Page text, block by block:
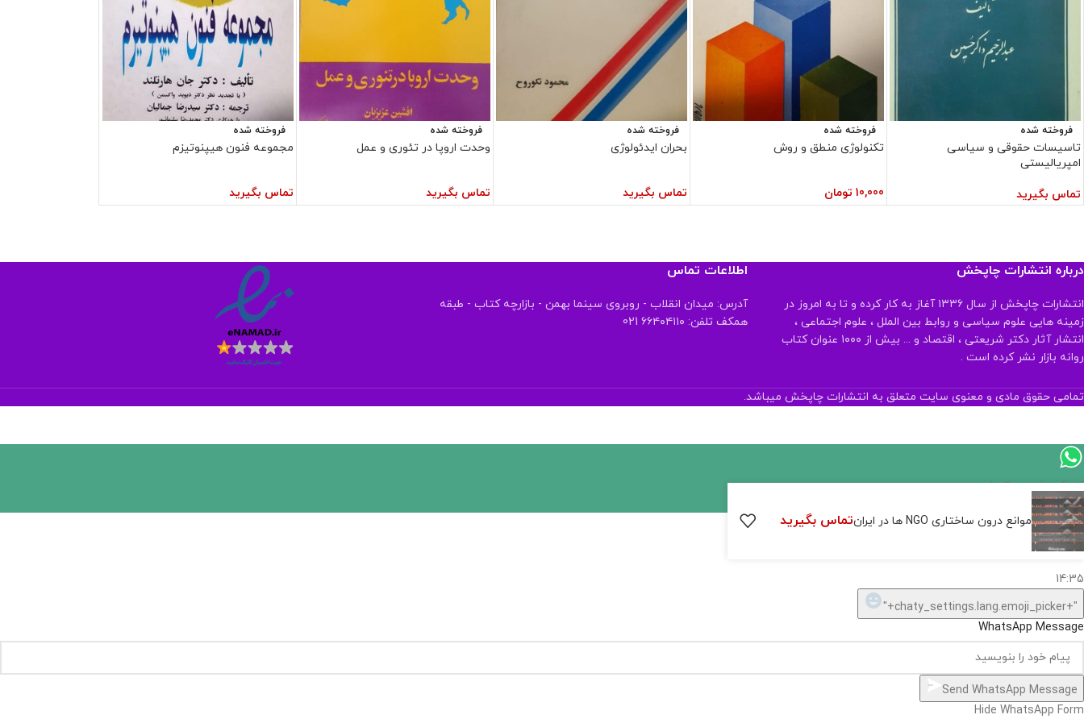
فروخته شده
تاسیسات حقوقی و سیاسی
امپریالیستی
تماس بگیرید
فروخته شده
تکنولوژی منطق و روش
10,000 تومان
فروخته شده
بحران ایدئولوژی
تماس بگیرید
فروخته شده
وحدت اروپا در تئوری و عمل
تماس بگیرید
فروخته شده
مجموعه فنون هیپنوتیزم
تماس بگیرید
درباره انتشارات چاپخش
انتشارات چاپخش از سال ۱۳۳۶ آغاز به کار کرده و تا به امروز در
زمینه هایی علوم سیاسی و روابط بین الملل ، علوم اجتماعی ،
انتشار آثار دکتر شریعتی ، اقتصاد و ... بیش از ۱۰۰۰ عنوان کتاب
روانه بازار نشر کرده است .
اطلاعات تماس
آدرس: میدان انقلاب - روبروی سینما بهمن - بازارچه کتاب - طبقه
همکف تلفن: ۶۶۴۰۴۱۱۰ 021
تمامی حقوق مادی و معنوی سایت متعلق به انتشارات چاپخش میباشد.
موانع درون ساختاری NGO ها در ایران تماس بگیرید
اگر
موجود
نیست,
شاید
تهیه
Hide
chaty
ارسال پیام در واتساپ
کارشناس فروش